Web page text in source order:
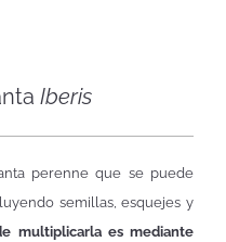
Iberis
perenne que se puede
semillas, esquejes y
multiplicarla es mediante